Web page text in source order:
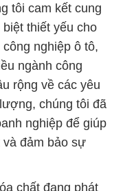
tôi cam kết cung
thiết yếu cho
nghiệp ô tô,
ngành công
rộng về các yêu
chúng tôi đã
nghiệp để giúp
và đảm bảo sự
chất đang phát